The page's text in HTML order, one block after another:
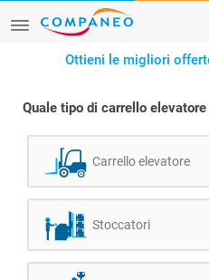
Ottieni le migliori
Quale tipo di carrello
Carrello elevatore
Stoccatori